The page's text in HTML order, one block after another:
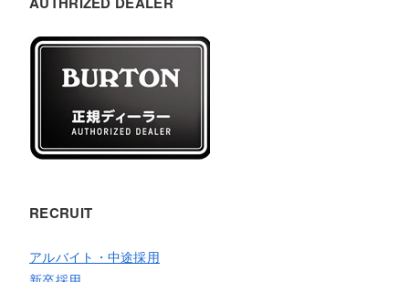
RECRUIT
アルバイト・中途採用